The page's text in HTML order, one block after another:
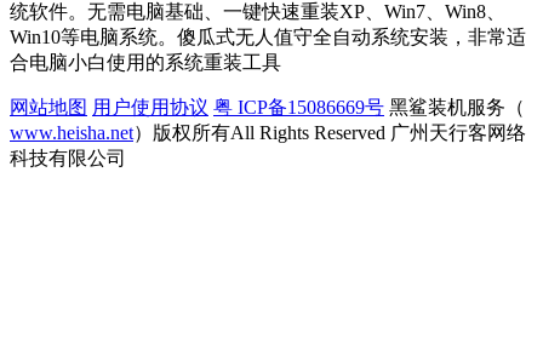
统软件。无需电脑基础、一键快速重装XP、Win7、Win8、
Win10等电脑系统。傻瓜式无人值守全自动系统安装，非常适
合电脑小白使用的系统重装工具
网站地图 用户使用协议 粤 ICP备15086669号 黑鲨装机服务（
www.heisha.net）版权所有All Rights Reserved 广州天行客网络
科技有限公司